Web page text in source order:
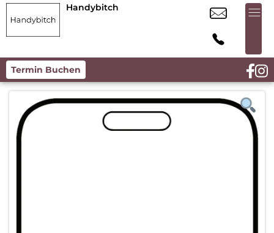
Handybitch
Termin Buchen